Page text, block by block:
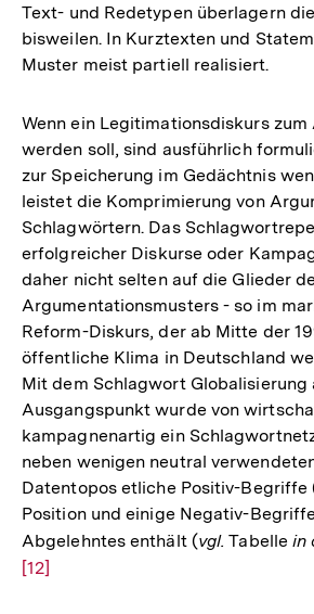
Text- und Redetypen überlagern
bisweilen. In Kurztexten und
Muster meist partiell realisiert.
Wenn ein Legitimationsdiskurs
werden soll, sind ausführlich
zur Speicherung im Gedächtnis
leistet die Komprimierung von
Schlagwörtern. Das
erfolgreicher Diskurse oder
daher nicht selten auf die Glieder
Argumentationsmusters - so im
Reform-Diskurs, der ab Mitte der
öffentliche Klima in Deutschland
Mit dem Schlagwort Globalisierung
Ausgangspunkt wurde von
kampagnenartig ein
neben wenigen neutral
Datentopos etliche Positiv-Begriffe
Position und einige Negativ-
Abgelehntes enthält (vgl. Tabelle in
[12]